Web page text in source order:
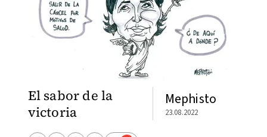
El sabor de la
victoria
Mephisto
23.08.2022